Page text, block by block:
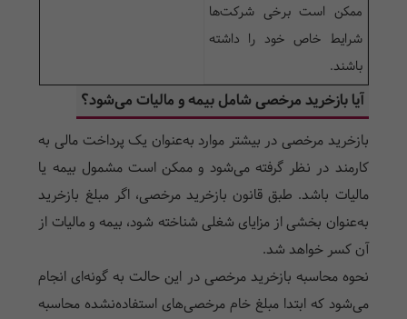
ممکن است برخی شرکت‌ها
شرایط خاص خود را داشته
باشند.
آیا بازخرید مرخصی شامل بیمه و مالیات می‌شود؟
بازخرید مرخصی در بیشتر موارد به‌عنوان یک پرداخت مالی به
کارمند در نظر گرفته می‌شود و ممکن است مشمول بیمه یا
مالیات باشد. طبق قانون بازخرید مرخصی، اگر مبلغ بازخرید
به‌عنوان بخشی از مزایای شغلی شناخته شود، بیمه و مالیات از
آن کسر خواهد شد.
نحوه محاسبه بازخرید مرخصی در این حالت به گونه‌ای انجام
می‌شود که ابتدا مبلغ خام مرخصی‌های استفاده‌نشده محاسبه